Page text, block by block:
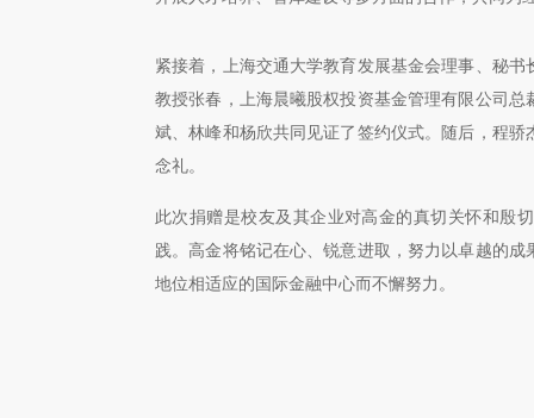
紧接着，上海交通大学教育发展基金会理事、秘
教授张春，上海晨曦股权投资基金管理有限公司
斌、林峰和杨欣共同见证了签约仪式。随后，程
念礼。
此次捐赠是校友及其企业对高金的真切关怀和殷
践。高金将铭记在心、锐意进取，努力以卓越的
地位相适应的国际金融中心而不懈努力。